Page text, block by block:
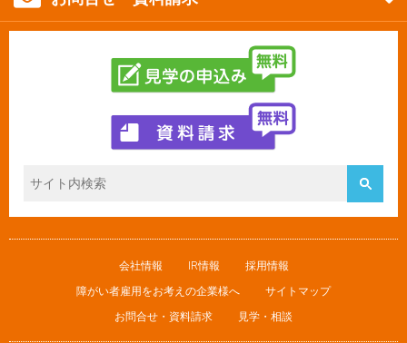
会社情報 IR情報
採用情報
障がい者雇用をお考えの企業様へ
サイトマップ
お問合せ・資料請求
見学・相談